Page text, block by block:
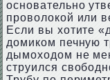
основательно
проволокой или
Если вы хотите
домиком печную
дымоходом не
струился